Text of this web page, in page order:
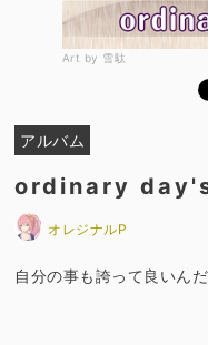
Art by 雪駄
アルバム
ordinary
オレジナルP
自分の事も誇って良いん